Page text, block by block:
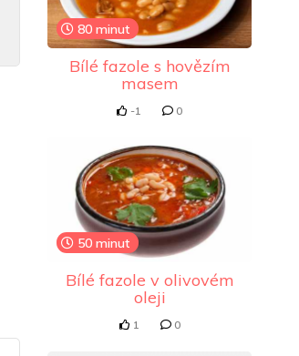
80 minut
Bílé fazole s hovězím
masem
-1 0
50 minut
Bílé fazole v olivovém
oleji
1 0